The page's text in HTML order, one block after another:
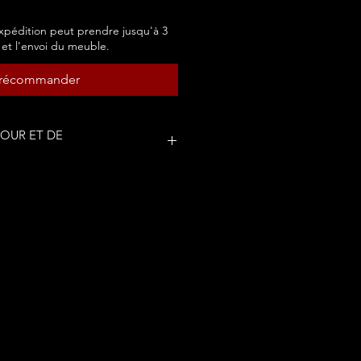
peut prendre jusqu'à 3
l'envoi du meuble.
ET DE